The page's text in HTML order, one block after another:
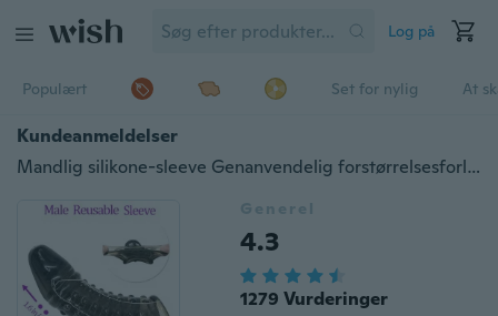
Log på
Populært Set for nylig At
Kundeanmeldelser
Mandlig silikone-sleeve Genanvendelig forstørrelsesforlænger
Generel
4.3
1279 Vurderinger